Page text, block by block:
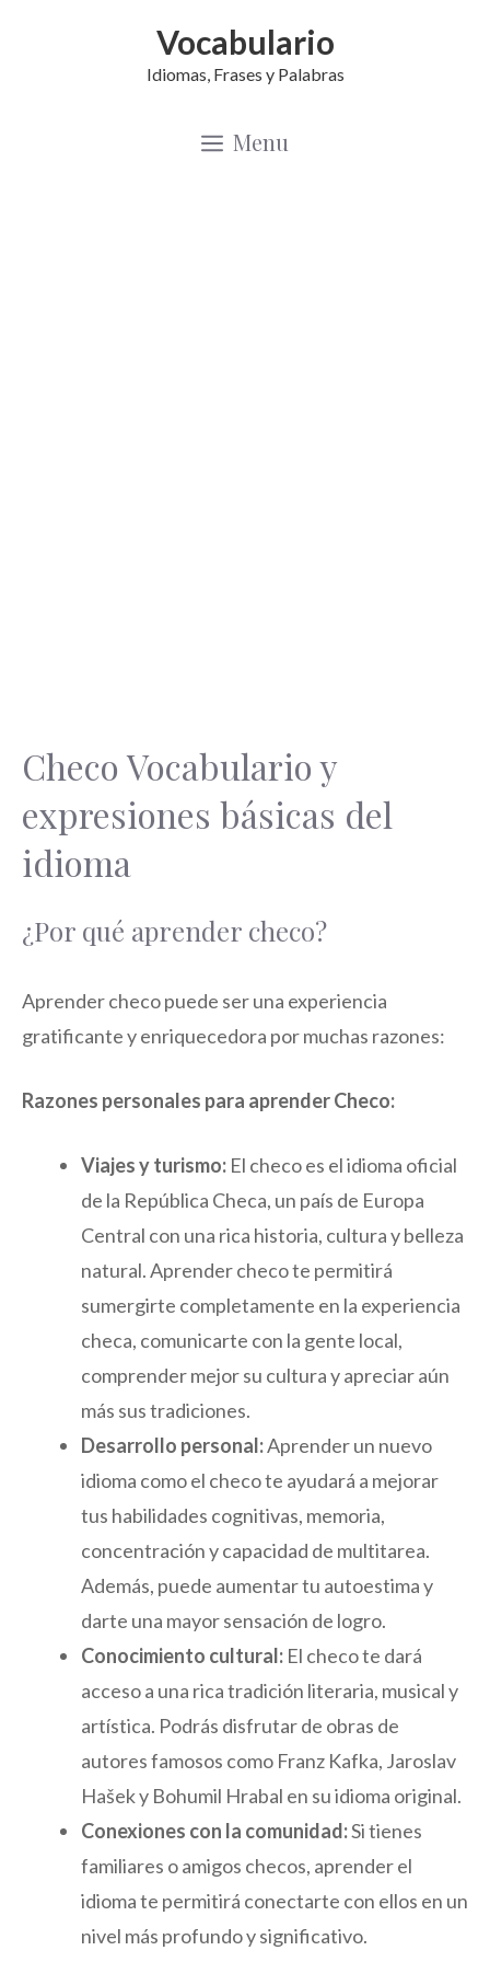
Vocabulario
Idiomas, Frases y Palabras
Menu
Checo Vocabulario y
expresiones básicas del
idioma
¿Por qué aprender checo?
Aprender checo puede ser una experiencia
gratificante y enriquecedora por muchas razones:
Razones personales para aprender Checo:
Viajes y turismo: El checo es el idioma oficial
de la República Checa, un país de Europa
Central con una rica historia, cultura y belleza
natural. Aprender checo te permitirá
sumergirte completamente en la experiencia
checa, comunicarte con la gente local,
comprender mejor su cultura y apreciar aún
más sus tradiciones.
Desarrollo personal:Aprender un nuevo
idioma como el checo te ayudará a mejorar
tus habilidades cognitivas, memoria,
concentración y capacidad de multitarea.
Además, puede aumentar tu autoestima y
darte una mayor sensación de logro.
Conocimiento cultural: El checo te dará
acceso a una rica tradición literaria, musical y
artística. Podrás disfrutar de obras de
autores famosos como Franz Kafka, Jaroslav
Hašek y Bohumil Hrabal en su idioma original.
Conexiones con la comunidad:Si tienes
familiares o amigos checos, aprender el
idioma te permitirá conectarte con ellos en un
nivel más profundo y significativo.